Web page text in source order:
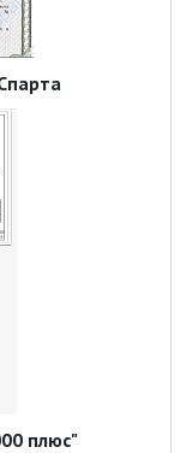
плюс"